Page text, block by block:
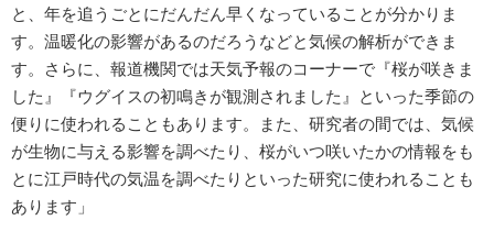
と、年を追うごとにだんだん早くなっていることが分かりま
す。温暖化の影響があるのだろうなどと気候の解析ができま
す。さらに、報道機関では天気予報のコーナーで『桜が咲きま
した』『ウグイスの初鳴きが観測されました』といった季節の
便りに使われることもあります。また、研究者の間では、気候
が生物に与える影響を調べたり、桜がいつ咲いたかの情報をも
とに江戸時代の気温を調べたりといった研究に使われることも
あります」